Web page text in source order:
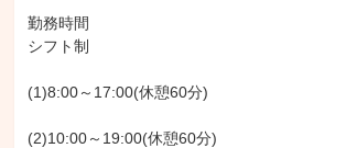
勤務時間
シフト制
(1)8:00～17:00(休憩60分)
(2)10:00～19:00(休憩60分)